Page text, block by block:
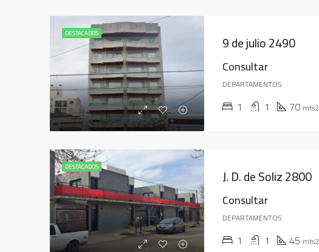
DESTACADOS 9 de julio 2490
Consultar
DEPARTAMENTOS
1 1 70 mts2
DESTACADOS J. D. de Soliz 2800
Consultar
DEPARTAMENTOS
1 1 45 mts2